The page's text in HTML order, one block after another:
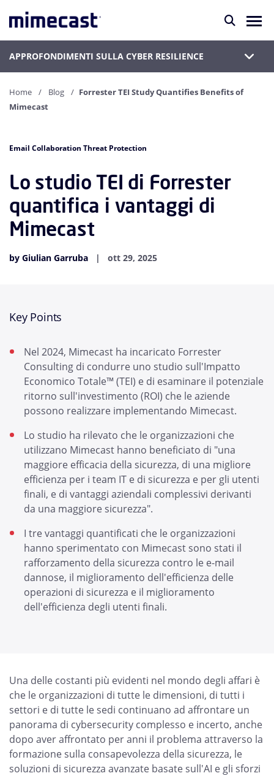
APPROFONDIMENTI SULLA CYBER RESILIENCE
Home Blog
Forrester TEI Study Quantifies Benefits of
Mimecast
Email Collaboration Threat Protection
Lo studio TEI di Forrester
quantifica i vantaggi di
Mimecast
by Giulian Garruba ott 29, 2025
Key Points
Nel 2024, Mimecast ha incaricato Forrester
Consulting di condurre uno studio sull'Impatto
Economico Totale™ (TEI) e di esaminare il potenziale
ritorno sull'investimento (ROI) che le aziende
possono realizzare implementando Mimecast.
Lo studio ha rilevato che le organizzazioni che
utilizzano Mimecast hanno beneficiato di "una
maggiore efficacia della sicurezza, di una migliore
efficienza per i team IT e di sicurezza e per gli utenti
finali, e di vantaggi aziendali complessivi derivanti
da una maggiore sicurezza".
I tre vantaggi quantificati che le organizzazioni
hanno sperimentato con Mimecast sono stati il
rafforzamento della sicurezza contro le e-mail
dannose, il miglioramento dell'efficienza delle
operazioni di sicurezza e il miglioramento
dell'efficienza degli utenti finali.
Una delle costanti più evidenti nel mondo degli affari è
che le organizzazioni di tutte le dimensioni, di tutti i
settori e di tutte le sedi continuano ad affrontare un
panorama di cybersecurity complesso e incerto, anche
dopo aver affrontato per anni il problema attraverso la
formazione sulla consapevolezza della sicurezza, le
soluzioni di sicurezza avanzate basate sull'AI e gli sforzi